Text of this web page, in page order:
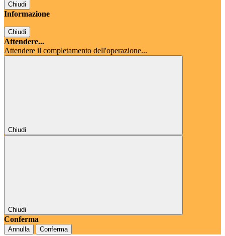
Chiudi
Informazione
Chiudi
Attendere...
Attendere il completamento dell'operazione...
Chiudi
Chiudi
Conferma
Annulla Conferma